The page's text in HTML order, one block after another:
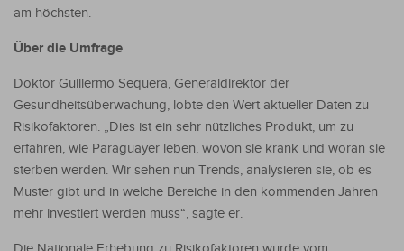
am höchsten.
Über die Umfrage
Doktor Guillermo Sequera, Generaldirektor der
Gesundheitsüberwachung, lobte den Wert aktueller Daten zu
Risikofaktoren. „Dies ist ein sehr nützliches Produkt, um zu
erfahren, wie Paraguayer leben, wovon sie krank und woran sie
sterben werden. Wir sehen nun Trends, analysieren sie, ob es
Muster gibt und in welche Bereiche in den kommenden Jahren
mehr investiert werden muss“, sagte er.